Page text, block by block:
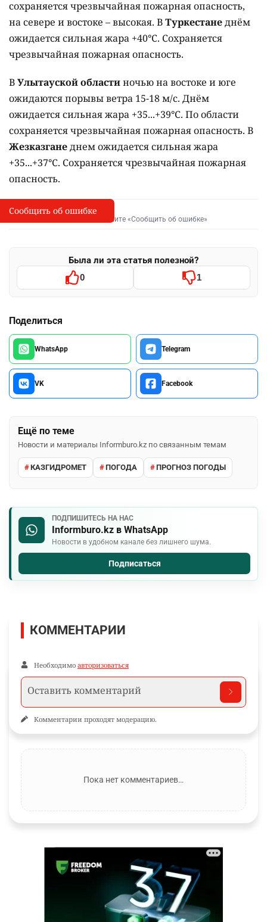
сохраняется чрезвычайная пожарная опасность,
на севере и востоке – высокая. ВТуркестанеднём
ожидается сильная жара +40°C. Сохраняется
чрезвычайная пожарная опасность.
ВУлытауской областиночью на востоке и юге
ожидаются порывы ветра 15-18 м/с. Днём
ожидается сильная жара +35...+39°C. По области
сохраняется чрезвычайная пожарная опасность. В
Жезказганеднем ожидается сильная жара
+35...+37°C. Сохраняется чрезвычайная пожарная
опасность.
I
Сообщить об опечатке
Выделите фрагмент и нажмите «Сообщить об ошибке»
Была ли эта статья полезной?
0 1
Поделиться
WhatsApp Telegram
VK Facebook
Ещё по теме
Новости и материалы Informburo.kz по связанным темам
КАЗГИДРОМЕТ ПОГОДА ПРОГНОЗ ПОГОДЫ
ПОДПИШИТЕСЬ НА НАС
Informburo.kz в WhatsApp
Новости в удобном канале без лишнего шума.
Подписаться
Сообщить об ошибке
КОММЕНТАРИИ
Необходимо авторизоваться
Комментарии проходят модерацию.
Пока нет комментариев…